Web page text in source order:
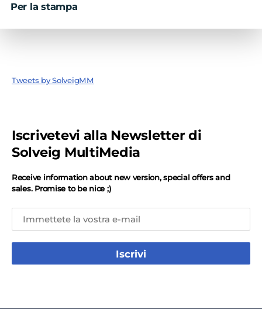
Per la stampa
Tweets by SolveigMM
Iscrivetevi alla Newsletter di
Solveig MultiMedia
Receive information about new version, special offers and
sales. Promise to be nice ;)
Iscrivi